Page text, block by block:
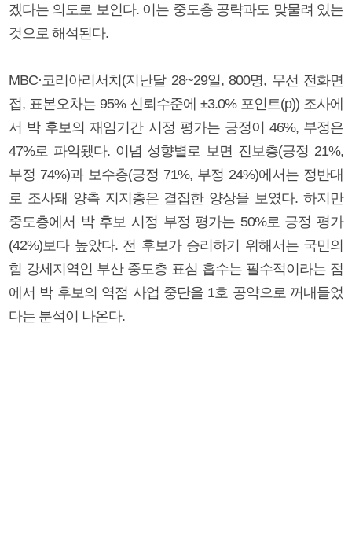
겠다는 의도로 보인다. 이는 중도층 공략과도 맞물려 있는
것으로 해석된다.
MBC·코리아리서치(지난달 28~29일, 800명, 무선 전화면
접, 표본오차는 95% 신뢰수준에 ±3.0% 포인트(p)) 조사에
서 박 후보의 재임기간 시정 평가는 긍정이 46%, 부정은
47%로 파악됐다. 이념 성향별로 보면 진보층(긍정 21%,
부정 74%)과 보수층(긍정 71%, 부정 24%)에서는 정반대
로 조사돼 양측 지지층은 결집한 양상을 보였다. 하지만
중도층에서 박 후보 시정 부정 평가는 50%로 긍정 평가
(42%)보다 높았다. 전 후보가 승리하기 위해서는 국민의
힘 강세지역인 부산 중도층 표심 흡수는 필수적이라는 점
에서 박 후보의 역점 사업 중단을 1호 공약으로 꺼내들었
다는 분석이 나온다.